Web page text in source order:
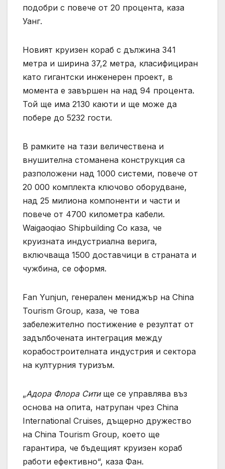
подобри с повече от 20 процента, каза
Уанг.
Новият круизен кораб с дължина 341
метра и ширина 37,2 метра, класифициран
като гигантски инженерен проект, в
момента е завършен на над 94 процента.
Той ще има 2130 каюти и ще може да
побере до 5232 гости.
В рамките на тази величествена и
внушителна стоманена конструкция са
разположени над 1000 системи, повече от
20 000 комплекта ключово оборудване,
над 25 милиона компоненти и части и
повече от 4700 километра кабели.
Waigaoqiao Shipbuilding Co каза, че
круизната индустриална верига,
включваща 1500 доставчици в страната и
чужбина, се оформя.
Fan Yunjun, генерален мениджър на China
Tourism Group, каза, че това
забележително постижение е резултат от
задълбочената интеграция между
корабостроителната индустрия и сектора
на културния туризъм.
„Адора Флора Ситище се управлява въз
основа на опита, натрупан чрез China
International Cruises, дъщерно дружество
на China Tourism Group, което ще
гарантира, че бъдещият круизен кораб
работи ефективно“, каза Фан.